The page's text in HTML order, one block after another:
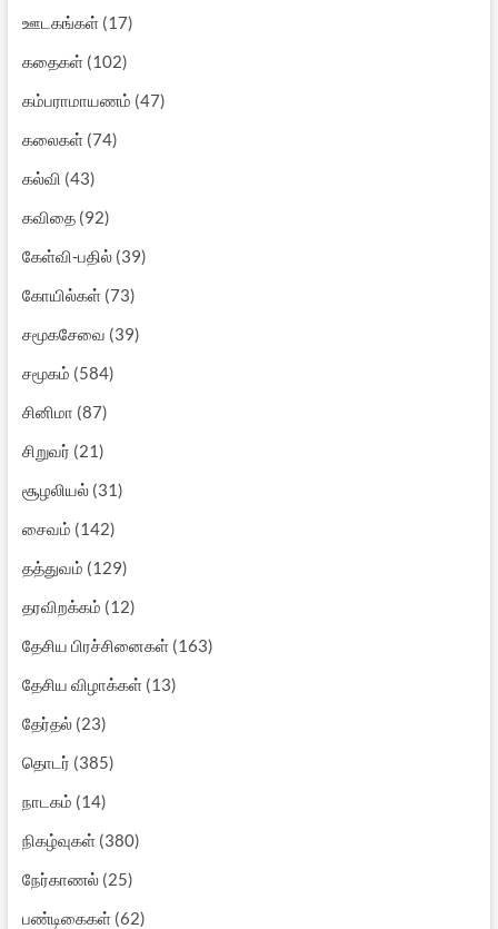
ஊடகங்கள்(17)
கதைகள்(102)
கம்பராமாயணம் (47)
கலைகள்(74)
கல்வி (43)
கவிதை(92)
கேள்வி-பதில்(39)
கோயில்கள்(73)
சமூகசேவை (39)
சமூகம் (584)
சினிமா (87)
சிறுவர் (21)
சூழலியல்(31)
சைவம் (142)
தத்துவம் (129)
தரவிறக்கம் (12)
தேசிய பிரச்சினைகள்(163)
தேசிய விழாக்கள்(13)
தேர்தல்(23)
தொடர் (385)
நாடகம் (14)
நிகழ்வுகள்(380)
நேர்காணல்(25)
பண்டிகைகள்(62)